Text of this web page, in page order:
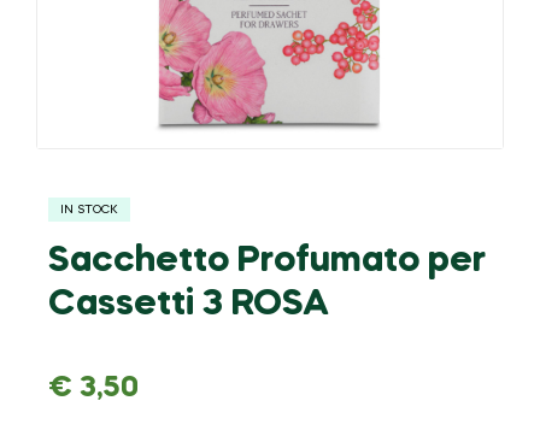
IN STOCK
Sacchetto Profumato per
Cassetti 3 ROSA
€ 3,50